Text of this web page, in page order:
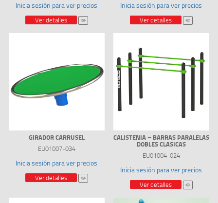
Inicia sesión para ver precios
Ver detalles
Inicia sesión para ver precios
Ver detalles
GIRADOR CARRUSEL
EU01007-034
Inicia sesión para ver precios
Ver detalles
CALISTENIA – BARRAS PARALELAS
DOBLES CLASICAS
EU01004-024
Inicia sesión para ver precios
Ver detalles